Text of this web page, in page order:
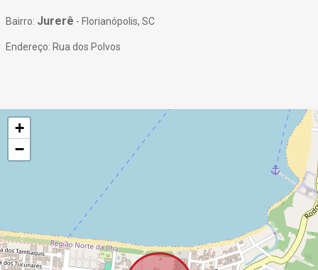
Bairro: Jurerê - Florianópolis, SC
Endereço: Rua dos Polvos
+
−